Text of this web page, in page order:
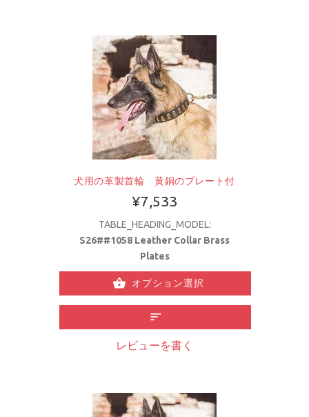
犬用の革製首輪 黄銅のプレート付
¥7,533
TABLE_HEADING_MODEL:
S26##1058 Leather Collar Brass
Plates
オプション選択
レビューを書く